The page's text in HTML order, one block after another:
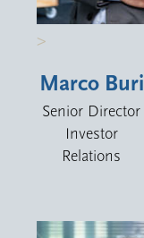
>
Marco Buri
Senior Director
Investor
Relations